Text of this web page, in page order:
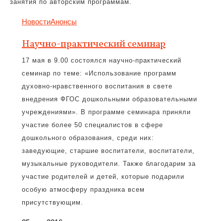
занятия по авторским программам.
НовостиАнонсы
Научно-практический семинар
17 мая в 9.00 состоялся научно-практический
семинар по теме: «Использование программ
духовно-нравственного воспитания в свете
внедрения ФГОС дошкольными образовательными
учреждениями». В программе семинара приняли
участие более 50 специалистов в сфере
дошкольного образования, среди них:
заведующие, старшие воспитатели, воспитатели,
музыкальные руководители. Также благодарим за
участие родителей и детей, которые подарили
особую атмосферу праздника всем
присутствующим.